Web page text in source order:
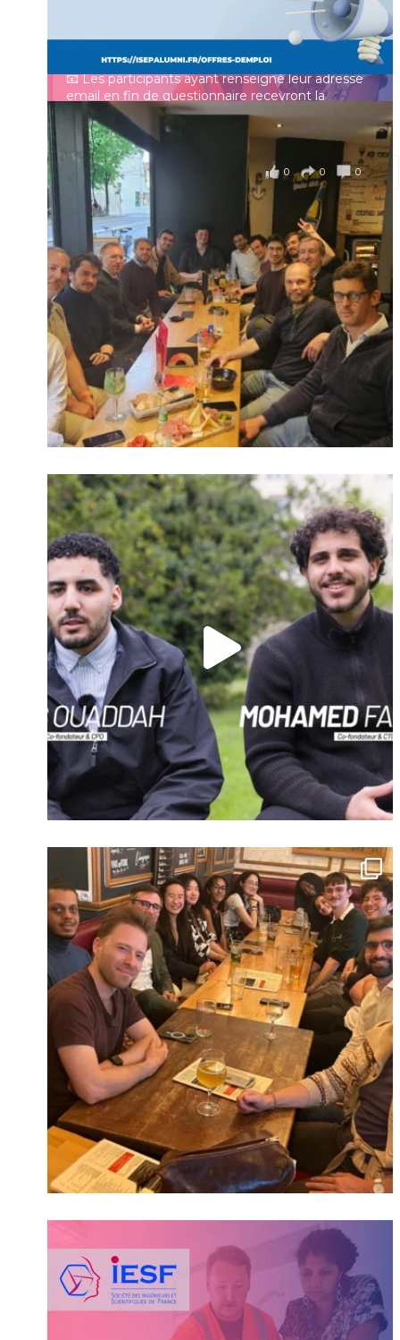
Charger plus Suivre sur Instagram
un panorama complet de la situation socio-
professionnelle des ingénieurs et scientifiques
français.
📧 Les participants ayant renseigné leur adresse
email en fin de questionnaire recevront la
synthèse des résultats...Voir plus
il y a 4 mois
0 0 0
Voir sur Facebook
Mot de passe
Se souvenir de moi
Connexion
Identifiant oublié ?
Mot de passe
oublié ?